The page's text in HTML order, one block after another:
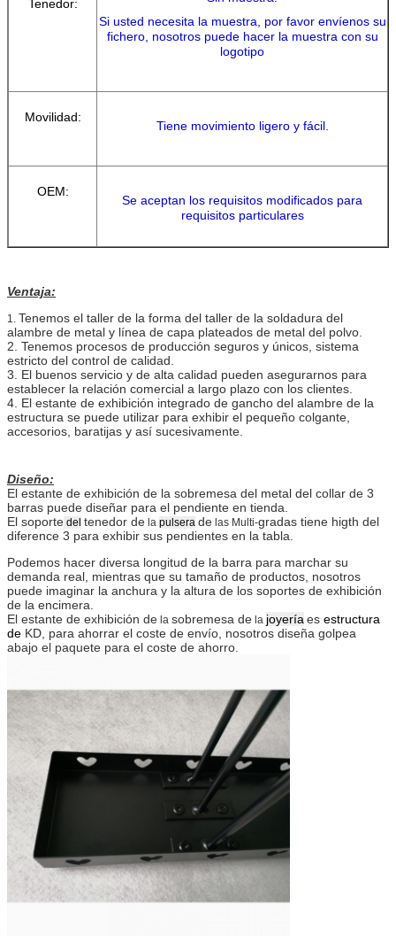
Tenedor:
Si usted necesita la muestra, por favor envíenos su
fichero, nosotros puede hacer la muestra con su
logotipo
Movilidad:
Tiene movimiento ligero y fácil.
OEM:
Se aceptan los requisitos modificados para
requisitos particulares
Ventaja:
1. Tenemos el taller de la forma del taller de la soldadura del
alambre de metal y línea de capa plateados de metal del polvo.
2. Tenemos procesos de producción seguros y únicos, sistema
estricto del control de calidad.
3. El buenos servicio y de alta calidad pueden asegurarnos para
establecer la relación comercial a largo plazo con los clientes.
4. El estante de exhibición integrado de gancho del alambre de la
estructura se puede utilizar para exhibir el pequeño colgante,
accesorios, baratijas y así sucesivamente.
Diseño:
El estante de exhibición de la sobremesa del metal del collar de 3
barras puede diseñar para el pendiente en tienda.
El soporte del tenedor de la pulsera de las Multi-gradas tiene higth del
diference 3 para exhibir sus pendientes en la tabla.
Podemos hacer diversa longitud de la barra para marchar su
demanda real, mientras que su tamaño de productos, nosotros
puede imaginar la anchura y la altura de los soportes de exhibición
de la encimera.
El estante de exhibición de la sobremesa de la joyería es estructura
de KD, para ahorrar el coste de envío, nosotros diseña golpea
abajo el paquete para el coste de ahorro.